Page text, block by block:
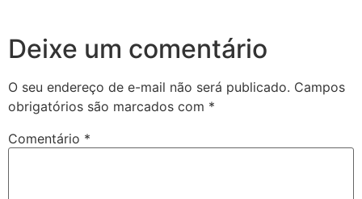
Deixe um comentário
O seu endereço de e-mail não será publicado. Campos
obrigatórios são marcados com *
Comentário *